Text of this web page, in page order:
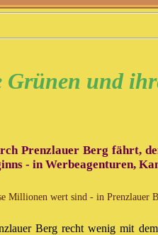
Grünen und
Prenzlauer Berg fährt,
- in Werbeagenturen,
Millionen wert sind - in Prenzlauer
Berg recht wenig mit